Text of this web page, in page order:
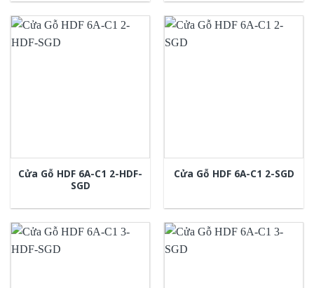
Cửa Gỗ HDF 6A-C1 2-HDF-
SGD
Cửa Gỗ HDF 6A-C1 2-SGD